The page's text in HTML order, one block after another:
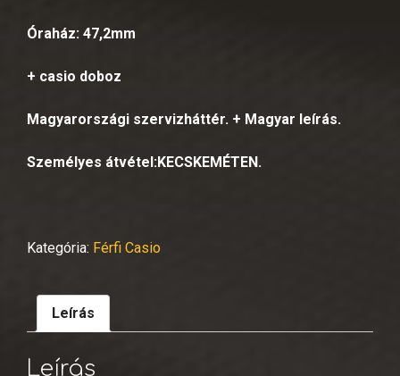
Óraház: 47,2mm
+ casio doboz
Magyarországi szervizháttér. + Magyar leírás.
Személyes átvétel:KECSKEMÉTEN.
Kategória: Férfi Casio
Leírás
Leírás